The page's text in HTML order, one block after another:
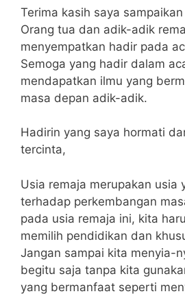
Terima kasih saya
Orang tua dan adik-adik
menyempatkan hadir pada
Semoga yang hadir dalam
mendapatkan ilmu yang
masa depan adik-adik.
Hadirin yang saya hormati
tercinta,
Usia remaja merupakan usia
terhadap perkembangan
pada usia remaja ini, kita
memilih pendidikan dan
Jangan sampai kita menyia-
begitu saja tanpa kita
yang bermanfaat seperti